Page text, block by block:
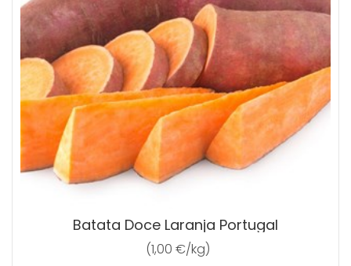
Batata Doce Laranja Portugal
(1,00 €/kg)